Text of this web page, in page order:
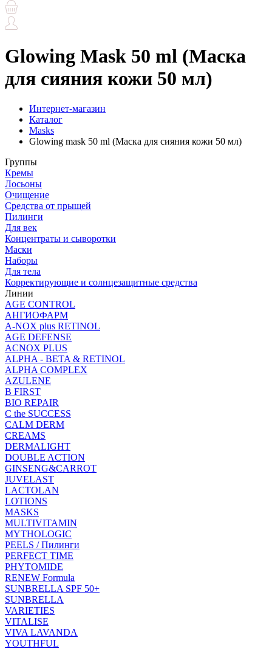
Glowing Mask 50 ml (Маска
для сияния кожи 50 мл)
Интернет-магазин
Каталог
Masks
Glowing mask 50 ml (Маска для сияния кожи 50 мл)
Группы
Кремы
Лосьоны
Очищение
Средства от прыщей
Пилинги
Для век
Концентраты и сыворотки
Маски
Наборы
Для тела
Корректирующие и солнцезащитные средства
Линии
AGE CONTROL
АНГИОФАРМ
A-NOX plus RETINOL
AGE DEFENSE
ACNOX PLUS
ALPHA - BETA & RETINOL
ALPHA COMPLEX
AZULENE
B FIRST
BIO REPAIR
C the SUCCESS
CALM DERM
CREAMS
DERMALIGHT
DOUBLE ACTION
GINSENG&CARROT
JUVELAST
LACTOLAN
LOTIONS
MASKS
MULTIVITAMIN
MYTHOLOGIC
PEELS / Пилинги
PERFECT TIME
PHYTOMIDE
RENEW Formula
SUNBRELLA SPF 50+
SUNBRELLA
VARIETIES
VITALISE
VIVA LAVANDA
YOUTHFUL